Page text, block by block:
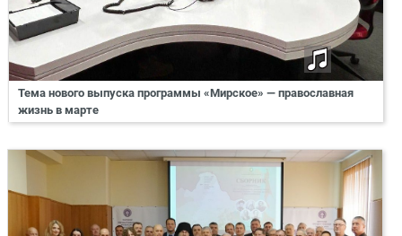
Тема нового выпуска программы «Мирское» — православная
жизнь в марте